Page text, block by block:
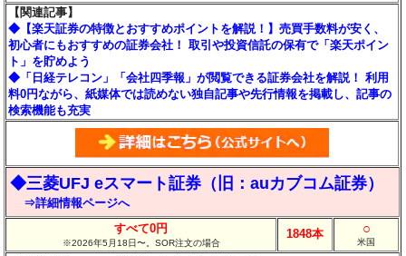
【関連記事】
◆【楽天証券の特徴とおすすめポイントを解説！】売買手数料が安く、
初心者にもおすすめの証券会社！ 取引や投資信託の保有で「楽天ポイン
ト」を貯めよう
◆「日経テレコン」「会社四季報」が閲覧できる証券会社を解説！ 利用
料0円ながら、紙媒体では読めない独自記事や先行情報を掲載し、記事の
検索機能も充実
◆三菱UFJ eスマート証券（旧：auカブコム証券）
⇒詳細情報ページへ
すべて0円
※2026年5月18日〜。SOR注文の場合
1848本 ○
米国